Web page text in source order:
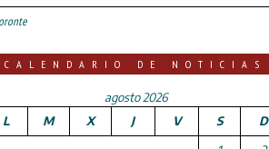
CALENDARIO DE NOTICIAS
agosto 2026
L
M X J V S
D